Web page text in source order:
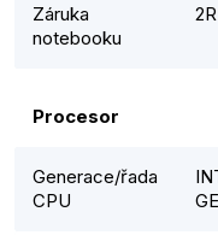
Záruka
notebooku
2R
Procesor
Generace/řada
CPU